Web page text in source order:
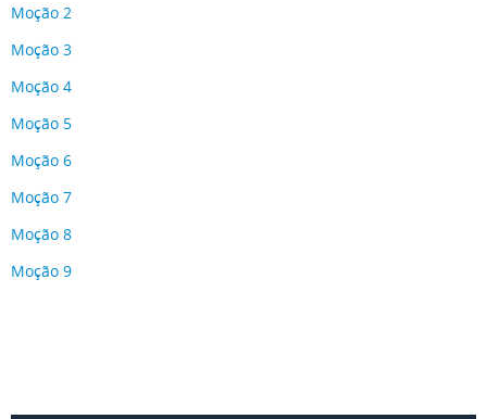
Moção 2
Moção 3
Moção 4
Moção 5
Moção 6
Moção 7
Moção 8
Moção 9